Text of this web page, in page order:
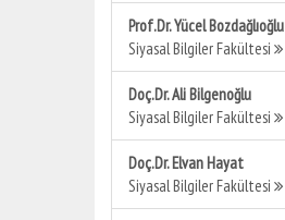
Prof.Dr. Yücel Bozdağlıoğlu
Siyasal Bilgiler Fakültesi
Doç.Dr. Ali Bilgenoğlu
Siyasal Bilgiler Fakültesi
Doç.Dr. Elvan Hayat
Siyasal Bilgiler Fakültesi